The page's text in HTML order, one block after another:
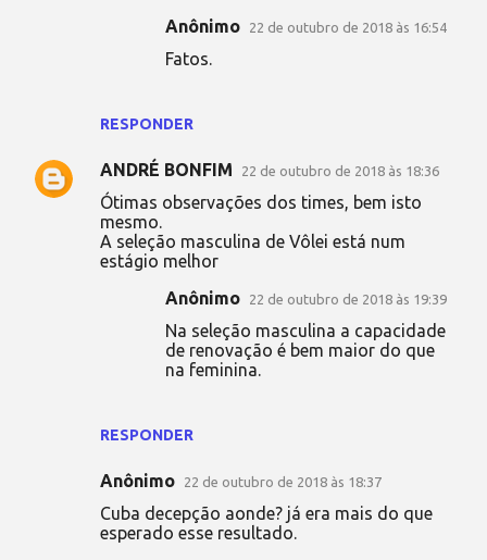
RESPONDER
Anônimo 22 de outubro de 2018 às 16:54
Fatos.
ANDRÉ BONFIM 22 de outubro de 2018 às 18:36
Ótimas observações dos times, bem isto
mesmo.
A seleção masculina de Vôlei está num
estágio melhor
RESPONDER
Anônimo 22 de outubro de 2018 às 19:39
Na seleção masculina a capacidade
de renovação é bem maior do que
na feminina.
Anônimo 22 de outubro de 2018 às 18:37
Cuba decepção aonde? já era mais do que
esperado esse resultado.